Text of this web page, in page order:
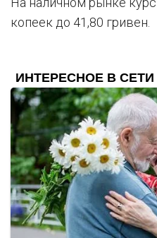
копеек до 41,80 гривен.